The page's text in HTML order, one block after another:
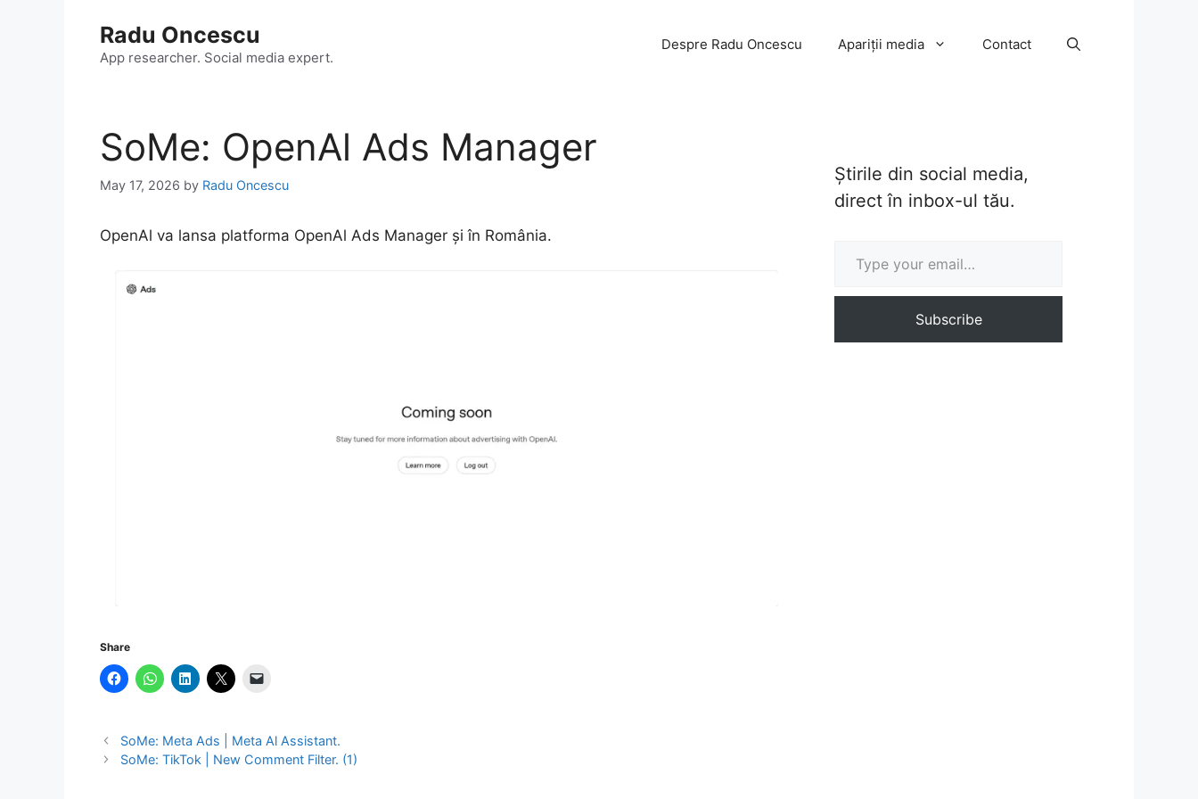
Radu Oncescu
App researcher. Social media expert.
Despre Radu Oncescu Apariții media Contact
SoMe: OpenAl Ads Manager
May 17, 2026 by Radu Oncescu
OpenAl va lansa platforma OpenAl Ads Manager și în România.
Share
SoMe: Meta Ads | Meta Al Assistant.
SoMe: TikTok | New Comment Filter. (1)
Știrile din social media,
direct în inbox-ul tău.
Subscribe